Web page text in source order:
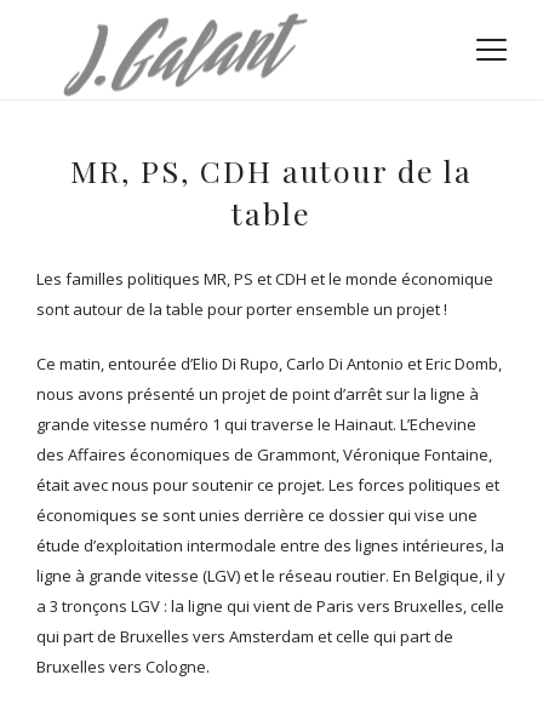
MR, PS, CDH autour de la
table
Les familles politiques MR, PS et CDH et le monde économique
sont autour de la table pour porter ensemble un projet !
Ce matin, entourée d’Elio Di Rupo, Carlo Di Antonio et Eric Domb,
nous avons présenté un projet de point d’arrêt sur la ligne à
grande vitesse numéro 1 qui traverse le Hainaut. L’Echevine
des Affaires économiques de Grammont, Véronique Fontaine,
était avec nous pour soutenir ce projet. Les forces politiques et
économiques se sont unies derrière ce dossier qui vise une
étude d’exploitation intermodale entre des lignes intérieures, la
ligne à grande vitesse (LGV) et le réseau routier. En Belgique, il y
a 3 tronçons LGV : la ligne qui vient de Paris vers Bruxelles, celle
qui part de Bruxelles vers Amsterdam et celle qui part de
Bruxelles vers Cologne.